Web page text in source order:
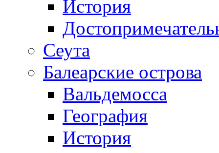
История
Сеута
Балеарские острова
Вальдемосса
География
История